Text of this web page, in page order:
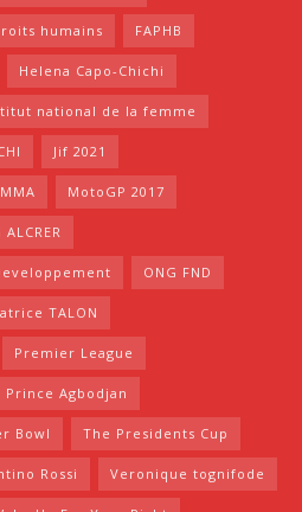
humains FAPHB
Helena Capo-Chichi
national de la femme
Jif 2021
MMA MotoGP 2017
ALCRER
ONG FND
TALON
Premier League
Prince Agbodjan
Bowl The Presidents Cup
Rossi Veronique tognifode